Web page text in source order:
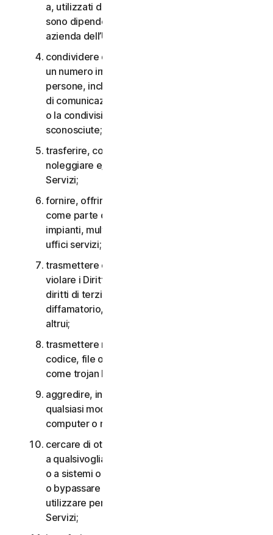
a, utilizzati da o condivisi con persone che non
sono dipendenti o non fanno parte della Piccola
azienda dell’Utente;
condividere qualsiasi dato o altro contenuto con
un numero irragionevolmente elevato di
persone, incluso, a titolo esemplificativo, l’invio
di comunicazioni a un gran numero di destinatari
o la condivisione di contenuti con persone
sconosciute;
trasferire, concedere in licenza, affittare,
noleggiare e/o prestare il diritto di utilizzare i
Servizi;
fornire, offrire o rendere disponibili i Servizi
come parte di un accordo per la gestione di
impianti, multiproprietà, provider di servizi o
uffici servizi;
trasmettere o archiviare materiale che potrebbe
violare i Diritti di proprietà intellettuale o altri
diritti di terzi o che risulta illegale, lesivo,
diffamatorio, calunnioso o invasivo della privacy
altrui;
trasmettere materiale che contiene virus o altro
codice, file o programmi per computer dannosi
come trojan horse, worm o time bomb;
aggredire, interferire, negare il servizio in
qualsiasi modo o forma a qualsiasi altra rete,
computer o nodo attraverso i Servizi;
cercare di ottenere un accesso non autorizzato
a qualsivoglia Servizio, agli account di altri utenti
o a sistemi o reti di computer connessi ai Servizi
o bypassare qualsiasi misura che potremmo
utilizzare per prevenire o limitare l’accesso ai
Servizi;